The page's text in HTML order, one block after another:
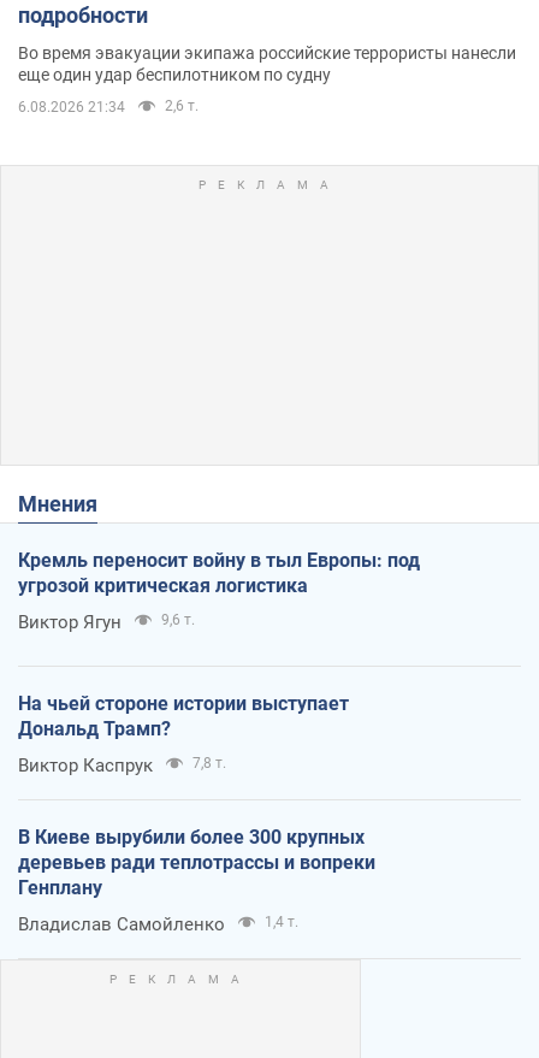
подробности
Во время эвакуации экипажа российские террористы нанесли
еще один удар беспилотником по судну
6.08.2026 21:34 2,6 т.
Мнения
Кремль переносит войну в тыл Европы: под
угрозой критическая логистика
Виктор Ягун 9,6 т.
На чьей стороне истории выступает
Дональд Трамп?
Виктор Каспрук 7,8 т.
В Киеве вырубили более 300 крупных
деревьев ради теплотрассы и вопреки
Генплану
Владислав Самойленко 1,4 т.